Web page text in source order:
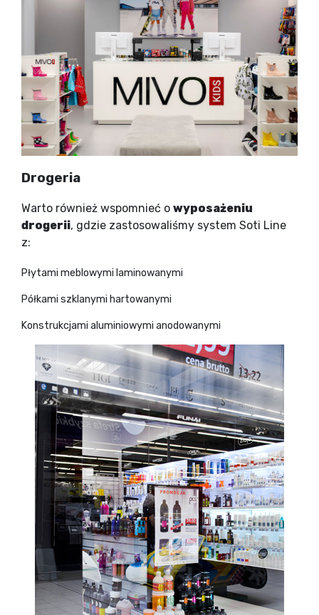
Drogeria
Warto również wspomnieć o wyposażeniu
drogerii, gdzie zastosowaliśmy system Soti Line
z:
Płytami meblowymi laminowanymi
Półkami szklanymi hartowanymi
Konstrukcjami aluminiowymi anodowanymi